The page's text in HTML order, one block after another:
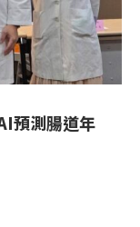
預測腸道年